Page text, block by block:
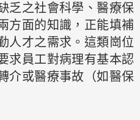
乏之社會科學、醫療保
方面的知識，正能填補
人才之需求。這類崗位
求員工對病理有基本認
介或醫療事故（如醫保